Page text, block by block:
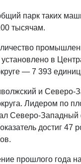
парк таких
тысячам.
в
— 7 393
и Северо-
Лидером по
Северо-
достиг 47
прошлого года